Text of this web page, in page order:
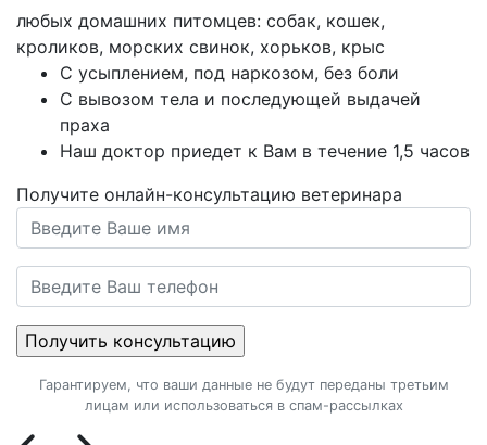
любых домашних питомцев: собак, кошек,
кроликов, морских свинок, хорьков, крыс
С усыплением, под наркозом, без боли
С вывозом тела и последующей выдачей
праха
Наш доктор приедет к Вам в течение 1,5 часов
Получите онлайн-консультацию ветеринара
Гарантируем, что ваши данные не будут переданы третьим
лицам или использоваться в спам-рассылках